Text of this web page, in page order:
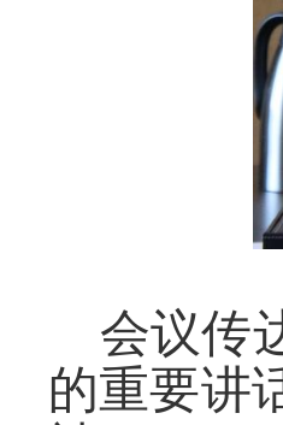
会议传
的重要讲